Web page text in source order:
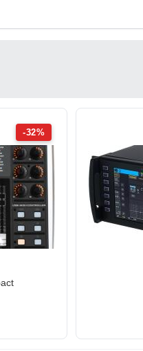
-32%